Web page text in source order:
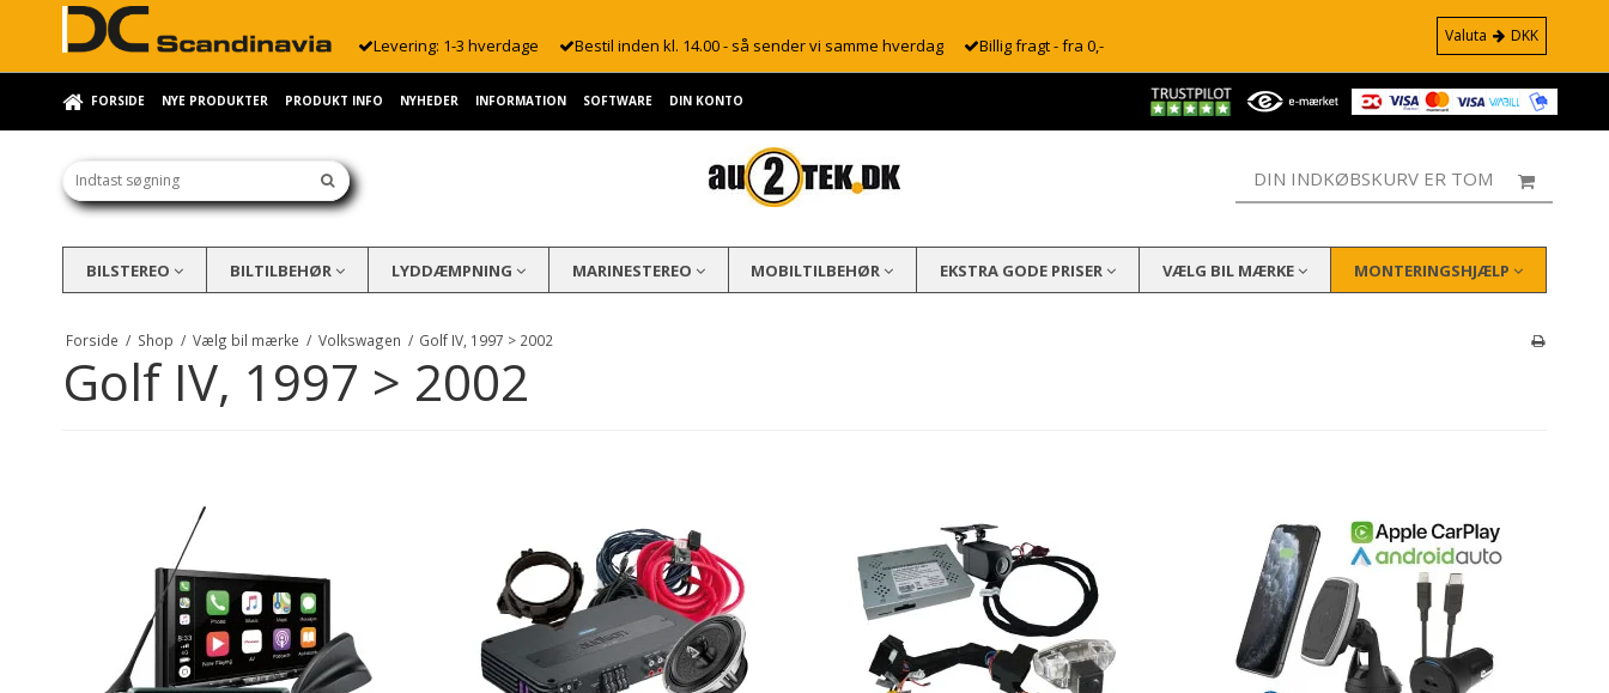
Levering: 1-3 hverdage Bestil inden kl. 14.00 - så sender vi samme hverdag Billig fragt - fra 0,- Valuta DKK
FORSIDE NYE PRODUKTER PRODUKT INFO NYHEDER INFORMATION SOFTWARE DIN KONTO
DIN INDKØBSKURV ER TOM
BILSTEREO BILTILBEHØR LYDDÆMPNING MARINESTEREO MOBILTILBEHØR EKSTRA GODE PRISER VÆLG BIL MÆRKE MONTERINGSHJÆLP
Forside / Shop / Vælg bil mærke / Volkswagen / Golf IV, 1997 > 2002
Golf IV, 1997 > 2002